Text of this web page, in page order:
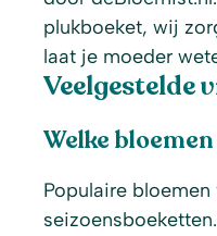
plukboeket, wij
laat je moeder
Veelgestelde
Welke
Populaire